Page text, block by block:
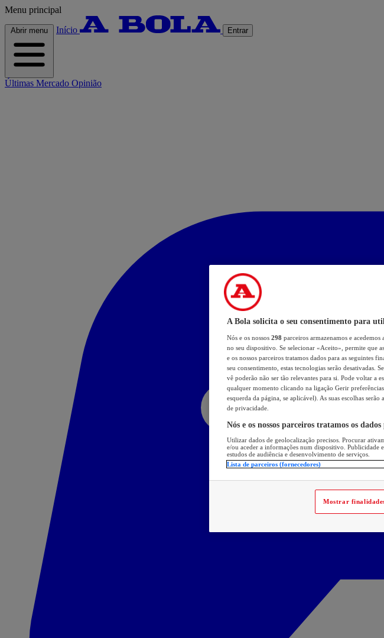
Menu principal
Abrir menu Início Entrar
Últimas Mercado Opinião
A Bola solicita o seu consentimento para
Nós e os nossos 298 parceiros armazenamos e
no seu dispositivo. Se selecionar «Aceito», permite que
e os nossos parceiros tratamos dados para as seguintes
seu consentimento, estas tecnologias serão desativadas.
vê poderão não ser tão relevantes para si. Pode voltar a
qualquer momento clicando na ligação Gerir
esquerda da página, se aplicável). As suas escolhas
de privacidade.
Nós e os nossos parceiros tratamos os
Utilizar dados de geolocalização precisos. Procurar
e/ou aceder a informações num dispositivo. Publicidade
estudos de audiência e desenvolvimento de serviços.
Lista de parceiros (fornecedores)
Mostrar